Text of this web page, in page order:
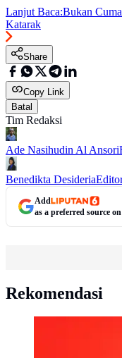
Lanjut Baca:Bukan
Katarak
Share
Copy Link
Batal
Tim Redaksi
Ade Nasihudin Al Ansori
Benedikta Desideria
Add
as a preferred source
Rekomendasi